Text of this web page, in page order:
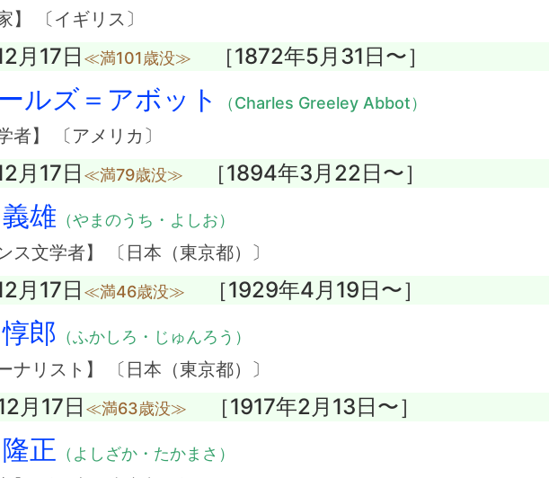
】 〔イギリス〕
月17日 ≪満101歳没≫ ［1872年5月31日〜］
ルズ＝アボット （Charles Greeley Abbot）
者】 〔アメリカ〕
月17日 ≪満79歳没≫ ［1894年3月22日〜］
雄 （やまのうち・よしお）
ス文学者】 〔日本（東京都）〕
月17日 ≪満46歳没≫ ［1929年4月19日〜］
郎 （ふかしろ・じゅんろう）
ナリスト】 〔日本（東京都）〕
月17日 ≪満63歳没≫ ［1917年2月13日〜］
正 （よしざか・たかまさ）